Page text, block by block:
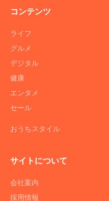
コンテンツ
ライフ
グルメ
デジタル
健康
エンタメ
セール
おうちスタイル
サイトについて
会社案内
採用情報